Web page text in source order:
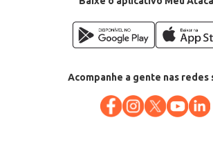
Acompanhe a gente nas redes